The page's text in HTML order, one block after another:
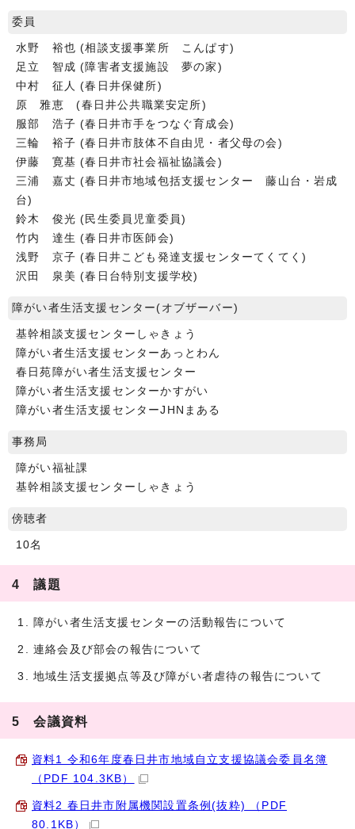
委員
水野 裕也 (相談支援事業所 こんぱす)
足立 智成 (障害者支援施設 夢の家)
中村 征人 (春日井保健所)
原 雅恵 (春日井公共職業安定所)
服部 浩子 (春日井市手をつなぐ育成会)
三輪 裕子 (春日井市肢体不自由児・者父母の会)
伊藤 寛基 (春日井市社会福祉協議会)
三浦 嘉丈 (春日井市地域包括支援センター 藤山台・岩成
台)
鈴木 俊光 (民生委員児童委員)
竹内 達生 (春日井市医師会)
浅野 京子 (春日井こども発達支援センターてくてく)
沢田 泉美 (春日台特別支援学校)
障がい者生活支援センター(オブザーバー)
基幹相談支援センターしゃきょう
障がい者生活支援センターあっとわん
春日苑障がい者生活支援センター
障がい者生活支援センターかすがい
障がい者生活支援センターJHNまある
事務局
障がい福祉課
基幹相談支援センターしゃきょう
傍聴者
10名
4 議題
障がい者生活支援センターの活動報告について
連絡会及び部会の報告について
地域生活支援拠点等及び障がい者虐待の報告について
5 会議資料
資料1 令和6年度春日井市地域自立支援協議会委員名簿
（PDF 104.3KB）
資料2 春日井市附属機関設置条例(抜粋) （PDF
80.1KB）